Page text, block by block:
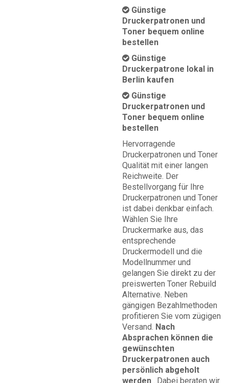
Günstige
Druckerpatronen und
Toner bequem online
bestellen
Günstige
Druckerpatrone lokal in
Berlin kaufen
Günstige
Druckerpatronen und
Toner bequem online
bestellen
Hervorragende
Druckerpatronen und Toner
Qualität mit einer langen
Reichweite. Der
Bestellvorgang für Ihre
Druckerpatronen und Toner
ist dabei denkbar einfach.
Wählen Sie Ihre
Druckermarke aus, das
entsprechende
Druckermodell und die
Modellnummer und
gelangen Sie direkt zu der
preiswerten Toner Rebuild
Alternative. Neben
gängigen Bezahlmethoden
profitieren Sie vom zügigen
Versand. Nach
Absprachen können die
gewünschten
Druckerpatronen auch
persönlich abgeholt
werden
. Dabei beraten wir